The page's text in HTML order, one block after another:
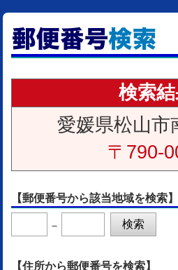
検索
愛媛県松山市
〒790-
【郵便番号から該当地域を検索】
－
【住所から郵便番号を検索】